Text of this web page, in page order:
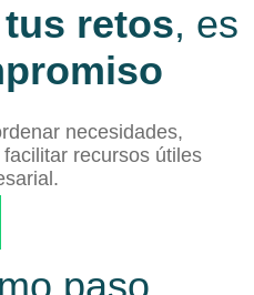
tus retos, es
necesidades,
recursos útiles
paso